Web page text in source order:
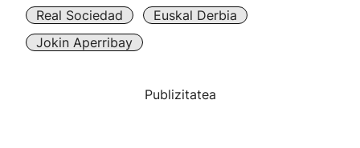
Real Sociedad
Euskal Derbia
Jokin Aperribay
Publizitatea